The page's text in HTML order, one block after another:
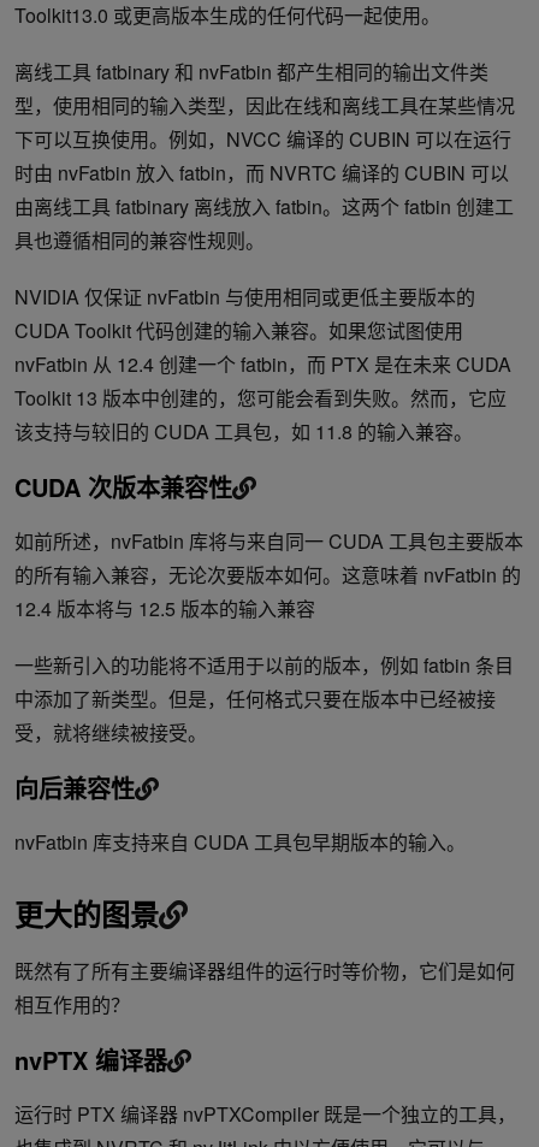
Toolkit13.0 或更高版本生成的任何代码一起使用。
离线工具 fatbinary 和 nvFatbin 都产生相同的输出文件类
型，使用相同的输入类型，因此在线和离线工具在某些情况
下可以互换使用。例如，NVCC 编译的 CUBIN 可以在运行
时由 nvFatbin 放入 fatbin，而 NVRTC 编译的 CUBIN 可以
由离线工具 fatbinary 离线放入 fatbin。这两个 fatbin 创建工
具也遵循相同的兼容性规则。
NVIDIA 仅保证 nvFatbin 与使用相同或更低主要版本的
CUDA Toolkit 代码创建的输入兼容。如果您试图使用
nvFatbin 从 12.4 创建一个 fatbin，而 PTX 是在未来 CUDA
Toolkit 13 版本中创建的，您可能会看到失败。然而，它应
该支持与较旧的 CUDA 工具包，如 11.8 的输入兼容。
CUDA 次版本兼容性
如前所述，nvFatbin 库将与来自同一 CUDA 工具包主要版本
的所有输入兼容，无论次要版本如何。这意味着 nvFatbin 的
12.4 版本将与 12.5 版本的输入兼容
一些新引入的功能将不适用于以前的版本，例如 fatbin 条目
中添加了新类型。但是，任何格式只要在版本中已经被接
受，就将继续被接受。
向后兼容性
nvFatbin 库支持来自 CUDA 工具包早期版本的输入。
更大的图景
既然有了所有主要编译器组件的运行时等价物，它们是如何
相互作用的？
nvPTX 编译器
运行时 PTX 编译器 nvPTXCompiler 既是一个独立的工具，